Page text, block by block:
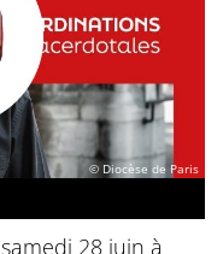
© Diocèse de Paris
28 juin à